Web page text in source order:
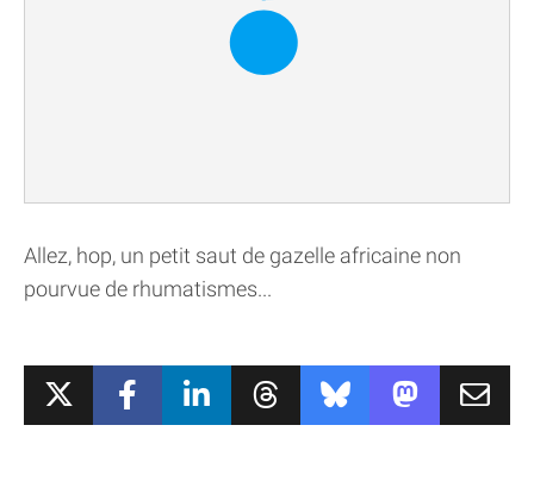
Allez, hop, un petit saut de gazelle africaine non
pourvue de rhumatismes...